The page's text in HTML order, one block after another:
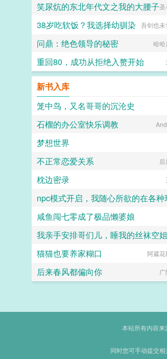
笑尿炕的东北年代文之我的大腰子圣
38岁吃软饭？我选择幼驯染 吾剑也
问鼎：绝色领导的秘密 哈哈
重回80，成功从拒绝入赘开始
新书入库
笼中鸟，又名哥哥的沉沦史
石榴的办公室快乐调教
梦想世界
不正常恋爱关系
枕边密录
咸鱼闯七零成了极品懒婆娘
我亲手安排哥们儿，睡我的丝袜空
猫猫也要养家糊口 阿葳花
后来春风都偏向你
本站所有内容来
同时您可手动提交